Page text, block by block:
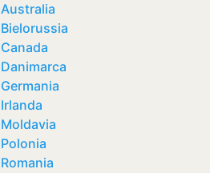
Australia
Bielorussia
Canada
Danimarca
Germania
Irlanda
Moldavia
Polonia
Romania